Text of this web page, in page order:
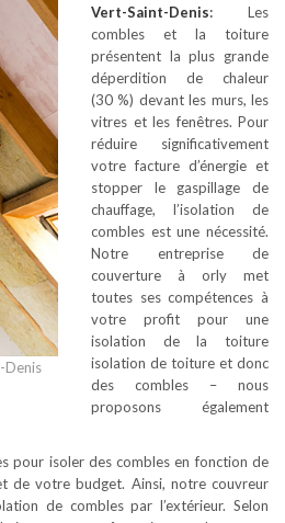
Denis
Vert-Saint-Denis: Les
combles et la toiture
présentent la plus grande
déperdition de chaleur
(30 %) devant les murs, les
vitres et les fenêtres. Pour
réduire significativement
votre facture d’énergie et
stopper le gaspillage de
chauffage, l’isolation de
combles est une nécessité.
Notre entreprise de
couverture à orly met
toutes ses compétences à
votre profit pour une
isolation de la toiture
isolation de toiture et donc
des combles – nous
proposons également
pour isoler des combles en fonction de
de votre budget. Ainsi, notre couvreur
de combles par l’extérieur. Selon